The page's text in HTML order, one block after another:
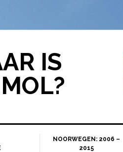
IS
NOORWEGEN: 2006 –
2015